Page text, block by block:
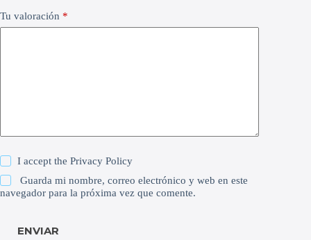
Tu valoración *
I accept thePrivacy Policy
Guarda mi nombre, correo electrónico y web en este
navegador para la próxima vez que comente.
ENVIAR